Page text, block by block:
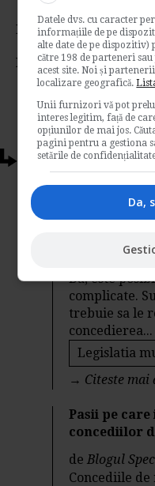
Rating:
Nota:4.67 din3
Articole conexe
Blogul
Da, este
complicate.
trebuie sa le
concedierea...
Legislatia
→ Citeste mai
Pasii pe
concediilor
deBlogul
Concediile
Datele dvs. cu caracter
informațiile de pe
alte date de pe dispozitiv)
către 198 de parteneri
acest site. Noi și
localizare geografică.
Unii furnizori vă pot
interes legitim, față de
opțiunilor de mai jos.
pagini pentru a gestiona
setările de
Da,